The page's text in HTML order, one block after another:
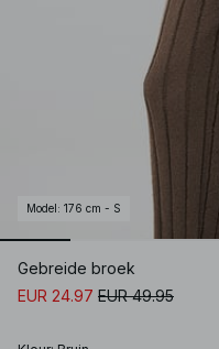
Model : 176 cm - S
Gebreide broek
EUR 24.97 EUR 49.95